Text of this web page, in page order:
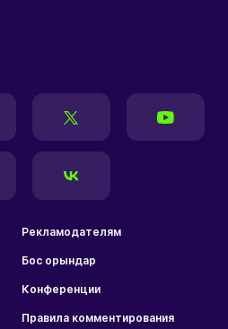
Рекламодателям
Бос орындар
Конференции
Правила комментирования